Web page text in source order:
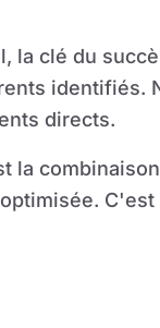
la clé du
identifiés.
directs.
la